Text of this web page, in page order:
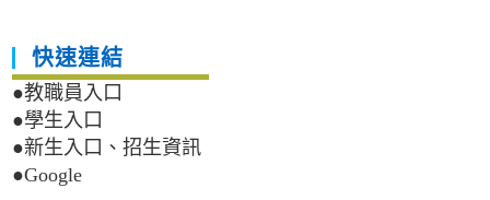
快速連結
●教職員入口
●學生入口
●新生入口、招生資訊
●Google